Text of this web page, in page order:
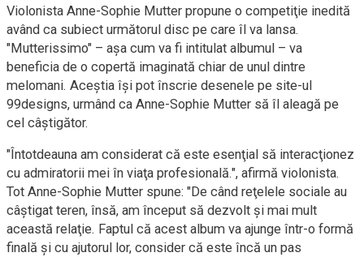
Violonista Anne-Sophie Mutter propune o competiţie inedită
având ca subiect următorul disc pe care îl va lansa.
"Mutterissimo" – aşa cum va fi intitulat albumul – va
beneficia de o copertă imaginată chiar de unul dintre
melomani. Aceştia îşi pot înscrie desenele pe site-ul
99designs, urmând ca Anne-Sophie Mutter să îl aleagă pe
cel câştigător.
"Întotdeauna am considerat că este esenţial să interacţionez
cu admiratorii mei în viaţa profesională.", afirmă violonista.
Tot Anne-Sophie Mutter spune: "De când reţelele sociale au
câştigat teren, însă, am început să dezvolt şi mai mult
această relaţie. Faptul că acest album va ajunge într-o formă
finală şi cu ajutorul lor, consider că este încă un pas